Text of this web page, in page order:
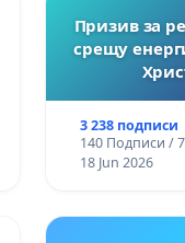
Призив за
срещу
3 238 подписи
140 Подписи /
18 Jun 2026